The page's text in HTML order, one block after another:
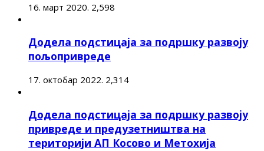
16. март 2020. 2,598
Додела подстицаја за подршку развоју
пољопривреде
17. октобар 2022. 2,314
Додела подстицаја за подршку развоју
привреде и предузетништва на
територији АП Косово и Метохија